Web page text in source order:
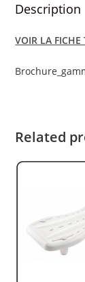
Description
VOIR LA FICHE
Related